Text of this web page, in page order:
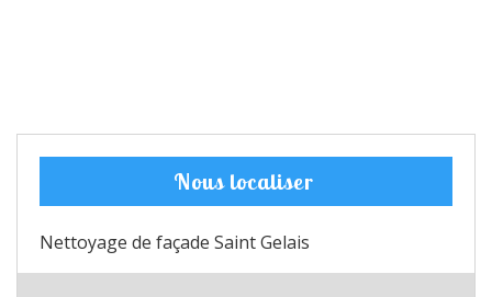
Nous localiser
Nettoyage de façade Saint Gelais